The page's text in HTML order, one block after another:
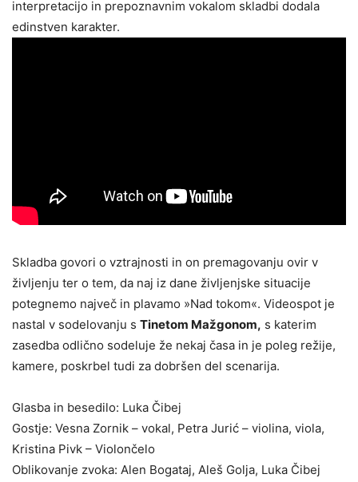
interpretacijo in prepoznavnim vokalom skladbi dodala
edinstven karakter.
Skladba govori o vztrajnosti in on premagovanju ovir v
življenju ter o tem, da naj iz dane življenjske situacije
potegnemo največ in plavamo »Nad tokom«. Videospot je
nastal v sodelovanju s Tinetom Mažgonom, s katerim
zasedba odlično sodeluje že nekaj časa in je poleg režije,
kamere, poskrbel tudi za dobršen del scenarija.
Glasba in besedilo: Luka Čibej
Gostje: Vesna Zornik – vokal, Petra Jurić – violina, viola,
Kristina Pivk – Violončelo
Oblikovanje zvoka: Alen Bogataj, Aleš Golja, Luka Čibej